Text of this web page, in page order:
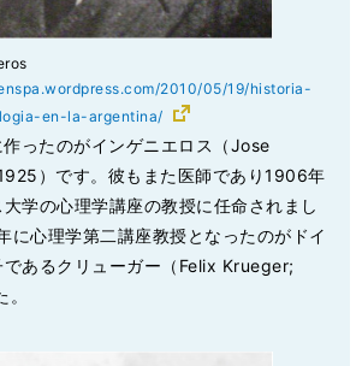
2010/05/19/historia-
en-la-argentina/
ったのがインゲニエロス（Jose
）です。彼もまた医師であり1906年
学の心理学講座の教授に任命されまし
に心理学第二講座教授となったのがドイ
あるクリューガー（Felix Krueger;